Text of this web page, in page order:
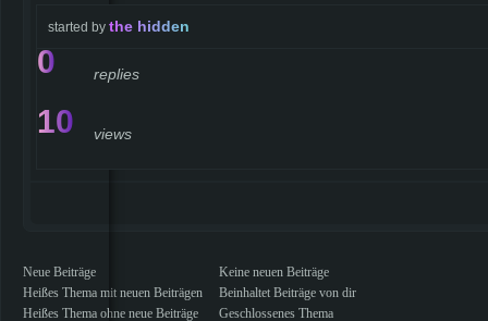
started by the hidden
0 replies
10 views
Neue Beiträge
Heißes Thema mit neuen Beiträgen
Heißes Thema ohne neue Beiträge
Keine neuen Beiträge
Beinhaltet Beiträge von dir
Geschlossenes Thema